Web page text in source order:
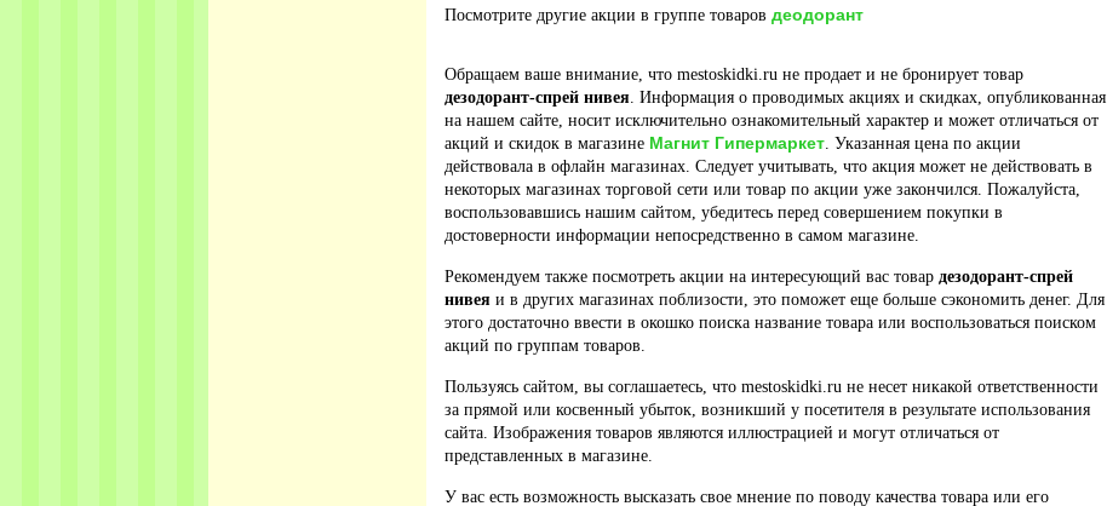
Посмотрите другие акции в группе товаров деодорант
Обращаем ваше внимание, что mestoskidki.ru не продает и не бронирует товар
дезодорант-спрей нивея. Информация о проводимых акциях и скидках, опубликованная
на нашем сайте, носит исключительно ознакомительный характер и может отличаться от
акций и скидок в магазине Магнит Гипермаркет. Указанная цена по акции
действовала в офлайн магазинах. Следует учитывать, что акция может не действовать в
некоторых магазинах торговой сети или товар по акции уже закончился. Пожалуйста,
воспользовавшись нашим сайтом, убедитесь перед совершением покупки в
достоверности информации непосредственно в самом магазине.
Рекомендуем также посмотреть акции на интересующий вас товар дезодорант-спрей
нивея и в других магазинах поблизости, это поможет еще больше сэкономить денег. Для
этого достаточно ввести в окошко поиска название товара или воспользоваться поиском
акций по группам товаров.
Пользуясь сайтом, вы соглашаетесь, что mestoskidki.ru не несет никакой ответственности
за прямой или косвенный убыток, возникший у посетителя в результате использования
сайта. Изображения товаров являются иллюстрацией и могут отличаться от
представленных в магазине.
У вас есть возможность высказать свое мнение по поводу качества товара или его